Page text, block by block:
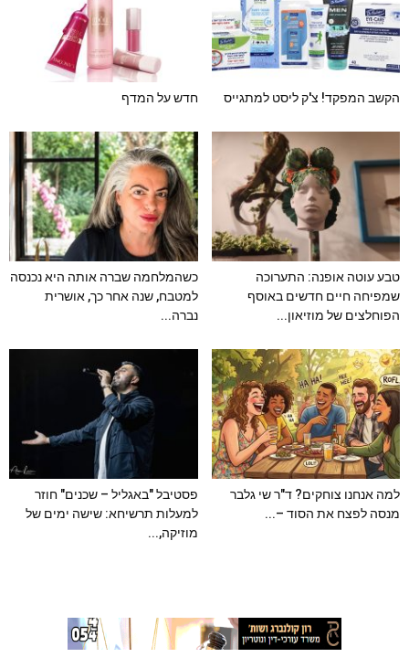
הקשב המפקד! צ'ק ליסט למתגייס חדש על המדף
טבע עוטה אופנה: התערוכה
שמפיחה חיים חדשים באוסף
הפוחלצים של מוזיאון...
כשהמלחמה שברה אותה היא נכנסה
למטבח, שנה אחר כך, אושרית
נברה...
למה אנחנו צוחקים? ד"ר שי גלבר
מנסה לפצח את הסוד –...
פסטיבל "באגליל – שכנים" חוזר
למעלות תרשיחא: שישה ימים של
מוזיקה,...